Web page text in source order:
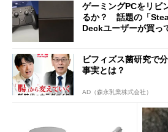
ゲーミングPCをリビ
るか？ 話題の「
Deckユーザーが買っ
ビフィズス菌研究で
事実とは？
AD（森永乳業株式会社）